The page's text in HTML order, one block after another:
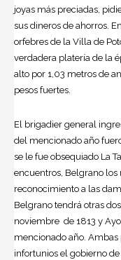
joyas más preciadas,
sus dineros de ahorros.
orfebres de la Villa de
verdadera platería de la
alto por 1,03 metros de
pesos fuertes.
El brigadier general
del mencionado año
se le fue obsequiado La
encuentros, Belgrano los
reconocimiento a las
Belgrano tendrá otras
noviembre de 1813 y
mencionado año.
infortunios el gobierno